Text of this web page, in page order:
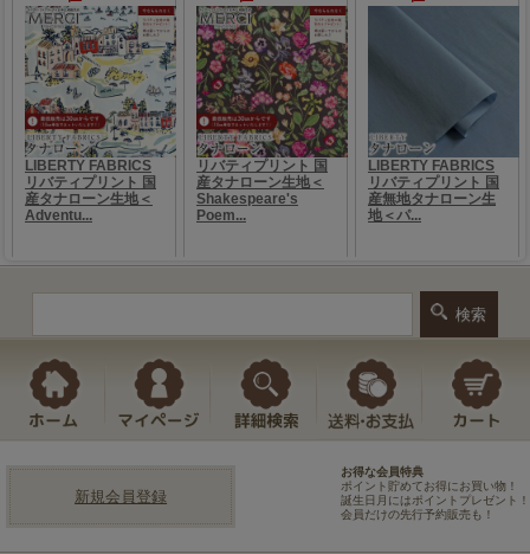
新規会員登録
お得な会員特典
ポイント貯めてお得にお買い物！
誕生日月にはポイントプレゼント！
会員だけの先行予約販売も！